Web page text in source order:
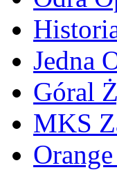
Jedna
Góral
MKS